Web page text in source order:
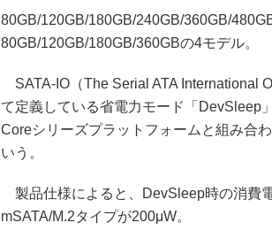
80GB/120GB/180GB/240GB/360GB/
80GB/120GB/180GB/360GBの4モデル。
SATA-IO（The Serial ATA International
て定義している省電力モード「DevSleep
Coreシリーズプラットフォームと組み合
いう。
製品仕様によると、DevSleep時の消費
mSATA/M.2タイプが200μW。